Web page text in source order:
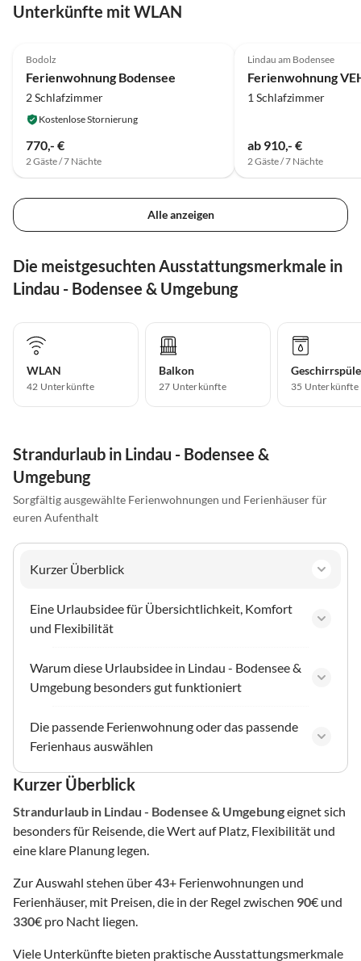
Unterkünfte mit WLAN
Bodolz
Ferienwohnung Bodensee
2 Schlafzimmer
Kostenlose Stornierung
770,- €
2 Gäste / 7 Nächte
Lindau am Bodensee
1 Schlafzimmer
ab 910,- €
2 Gäste / 7 Nächte
Alle anzeigen
Die meistgesuchten Ausstattungsmerkmale in
Lindau - Bodensee & Umgebung
WLAN
42 Unterkünfte
Balkon
27 Unterkünfte 35 Unterkünfte
Strandurlaub in Lindau - Bodensee &
Umgebung
Sorgfältig ausgewählte Ferienwohnungen und Ferienhäuser für
euren Aufenthalt
Kurzer Überblick
Eine Urlaubsidee für Übersichtlichkeit, Komfort
und Flexibilität
Warum diese Urlaubsidee in Lindau - Bodensee &
Umgebung besonders gut funktioniert
Die passende Ferienwohnung oder das passende
Ferienhaus auswählen
Kurzer Überblick
Strandurlaub in Lindau - Bodensee & Umgebungeignet sich
besonders für Reisende, die Wert auf Platz, Flexibilität und
eine klare Planung legen.
Zur Auswahl stehen über43+ Ferienwohnungen und
Ferienhäuser, mit Preisen, die in der Regel zwischen 90€ und
330€ pro Nacht liegen.
Viele Unterkünfte bieten praktische Ausstattungsmerkmale